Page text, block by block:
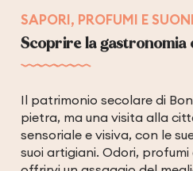
SAPORI, PROFUMI E SUONI
Scoprire la
Il patrimonio secolare di
pietra, ma una visita alla
sensoriale e visiva, con le
suoi artigiani. Odori,